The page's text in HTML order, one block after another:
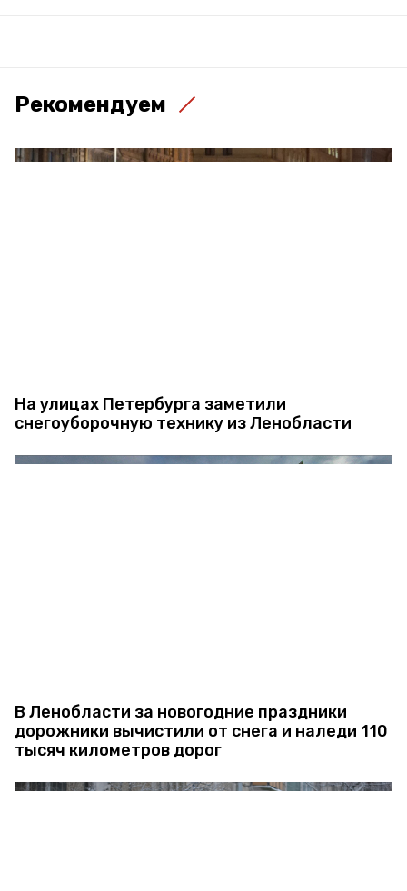
Рекомендуем
На улицах Петербурга заметили
снегоуборочную технику из Ленобласти
В Ленобласти за новогодние праздники
дорожники вычистили от снега и наледи 110
тысяч километров дорог